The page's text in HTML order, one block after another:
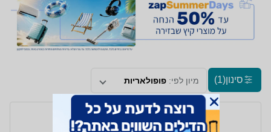
סינון(1) מיון לפי: פופולאריות
פנס ראש Youdox
Withred אצטק